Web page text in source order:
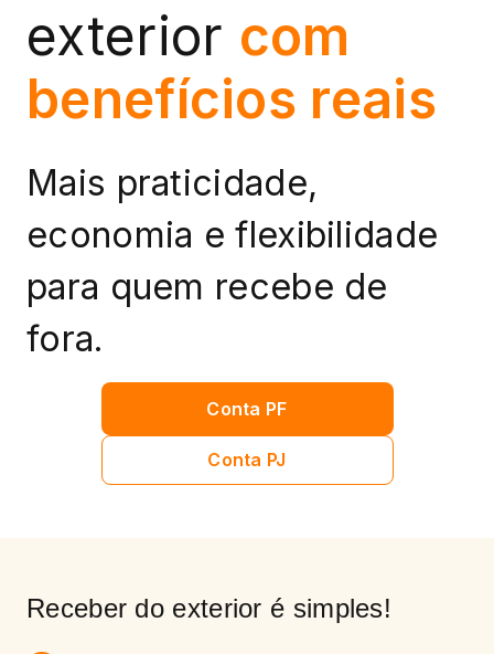
exterior com
benefícios reais
Mais praticidade,
economia e flexibilidade
para quem recebe de
fora.
Conta PF
Conta PJ
Receber do exterior é simples!